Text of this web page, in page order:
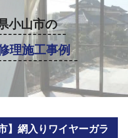
小山市の
理施工事例
】網入りワイヤーガラ